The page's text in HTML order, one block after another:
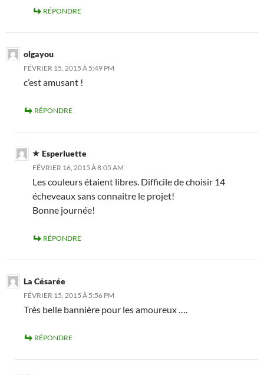
RÉPONDRE
olgayou
FÉVRIER 15, 2015 À 5:49 PM
c’est amusant !
RÉPONDRE
Esperluette
FÉVRIER 16, 2015 À 8:05 AM
Les couleurs étaient libres. Difficile de choisir 14
écheveaux sans connaitre le projet!
Bonne journée!
RÉPONDRE
La Césarée
FÉVRIER 15, 2015 À 5:56 PM
Très belle bannière pour les amoureux ….
RÉPONDRE